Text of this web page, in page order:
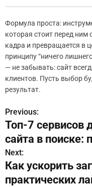
Формула проста:
которая стоит перед ним
кадра и превращается в
принципу “ничего
— не забывать: сайт
клиентов. Пусть выбор
результат.
Н
а
в
и
Previous:
Топ-7 сервисов
сайта в
Next:
Как ускорить
практических